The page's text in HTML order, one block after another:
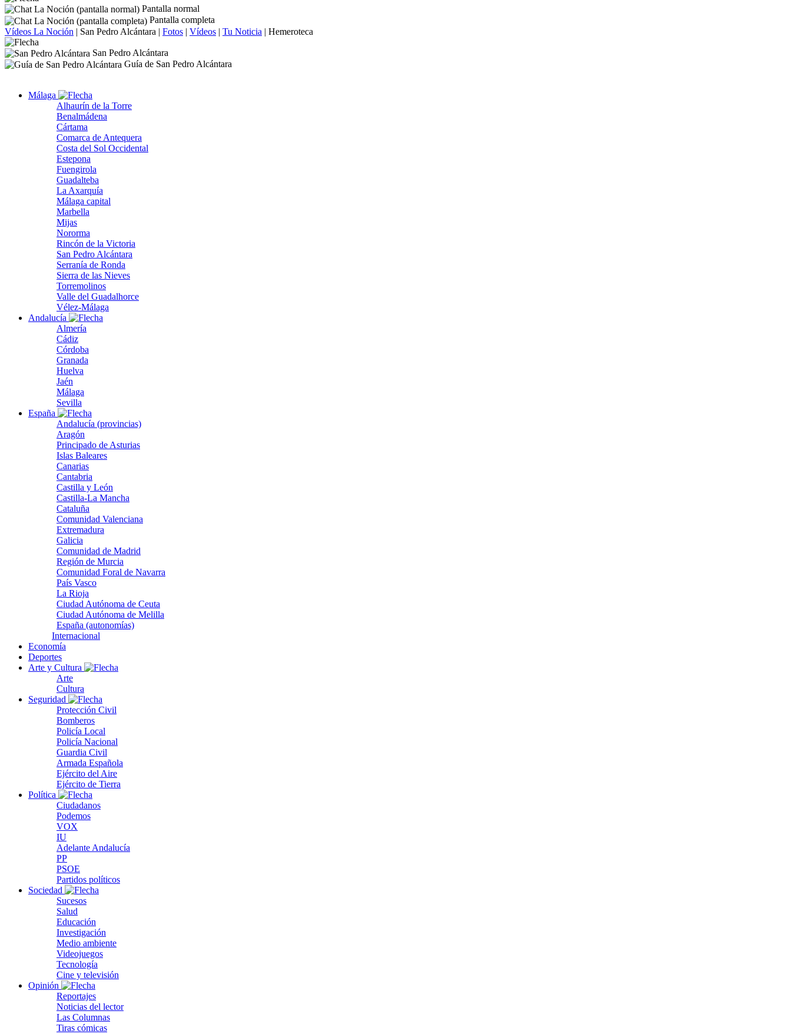
Pantalla normal
Pantalla completa
Vídeos La Noción | San Pedro Alcántara | Fotos | Vídeos | Tu Noticia | Hemeroteca
San Pedro Alcántara
Guía de San Pedro Alcántara
Málaga
Alhaurín de la Torre
Benalmádena
Cártama
Comarca de Antequera
Costa del Sol Occidental
Estepona
Fuengirola
Guadalteba
La Axarquía
Málaga capital
Marbella
Mijas
Nororma
Rincón de la Victoria
San Pedro Alcántara
Serranía de Ronda
Sierra de las Nieves
Torremolinos
Valle del Guadalhorce
Vélez-Málaga
Andalucía
Almería
Cádiz
Córdoba
Granada
Huelva
Jaén
Málaga
Sevilla
España
Andalucía (provincias)
Aragón
Principado de Asturias
Islas Baleares
Canarias
Cantabria
Castilla y León
Castilla-La Mancha
Cataluña
Comunidad Valenciana
Extremadura
Galicia
Comunidad de Madrid
Región de Murcia
Comunidad Foral de Navarra
País Vasco
La Rioja
Ciudad Autónoma de Ceuta
Ciudad Autónoma de Melilla
España (autonomías)
Internacional
Economía
Deportes
Arte y Cultura
Arte
Cultura
Seguridad
Protección Civil
Bomberos
Policía Local
Policía Nacional
Guardia Civil
Armada Española
Ejército del Aire
Ejército de Tierra
Política
Ciudadanos
Podemos
VOX
IU
Adelante Andalucía
PP
PSOE
Partidos políticos
Sociedad
Sucesos
Salud
Educación
Investigación
Medio ambiente
Videojuegos
Tecnología
Cine y televisión
Opinión
Reportajes
Noticias del lector
Las Columnas
Tiras cómicas